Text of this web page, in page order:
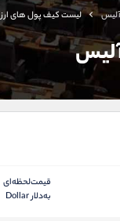
آلیس لیست کیف پول های
قیمت‌لحظه‌ای
به‌دلار Dollar